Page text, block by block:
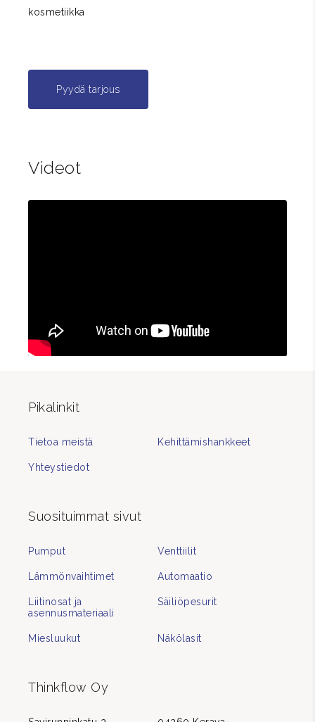
kosmetiikka
Pyydä tarjous
Videot
Pikalinkit
Tietoa meistä Kehittämishankkeet
Yhteystiedot
Suosituimmat sivut
Pumput Venttiilit
Lämmönvaihtimet Automaatio
Liitinosat ja
asennusmateriaali
Säiliöpesurit
Miesluukut Näkölasit
Thinkflow Oy